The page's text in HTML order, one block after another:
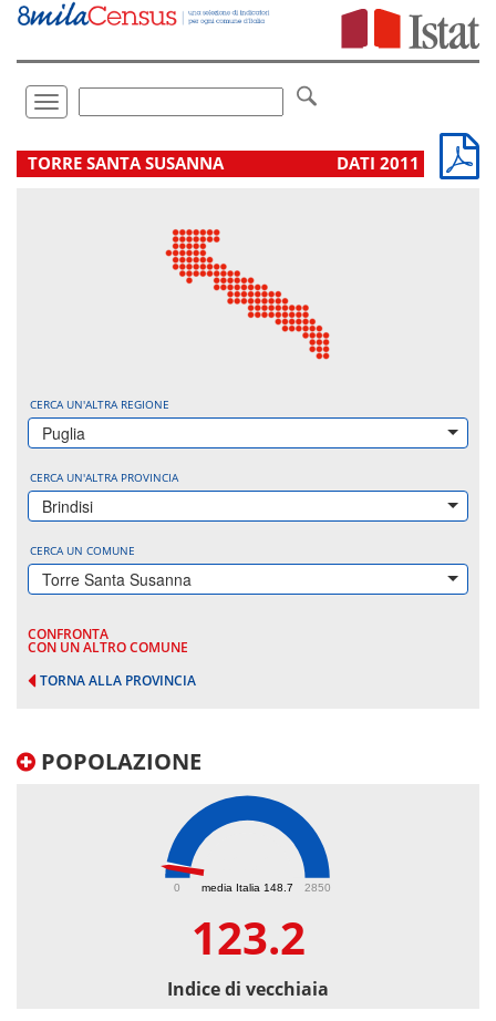
Vai
direttamente
Toggle
navigation
.
TORRE SANTA SUSANNA DATI 2011
CERCA UN'ALTRA REGIONE
Puglia
CERCA UN'ALTRA PROVINCIA
Brindisi
CERCA UN COMUNE
Torre Santa Susanna
CONFRONTA
CON UN ALTRO COMUNE
TORNA ALLA PROVINCIA
POPOLAZIONE
media Italia 148.7
0 2850
123.2
Indice di vecchiaia